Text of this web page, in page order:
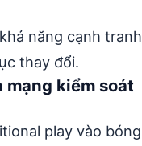
năng cạnh tranh
thay đổi.
mạng kiểm soát
play vào bóng